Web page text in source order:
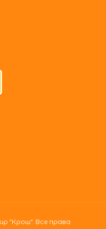
"Крош". Все права